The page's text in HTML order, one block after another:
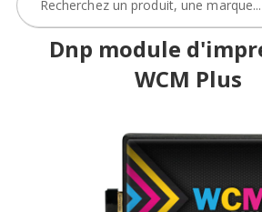
Dnp module
WCM Plus